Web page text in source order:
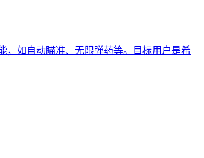
，如自动瞄准、无限弹药等。目标用户是希